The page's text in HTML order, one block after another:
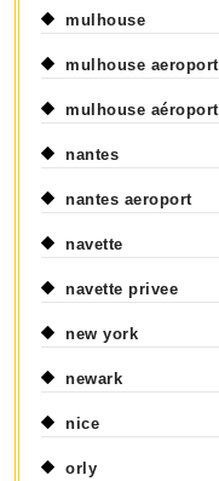
mulhouse
mulhouse aeroport
mulhouse aéroport
nantes
nantes aeroport
navette
navette privee
new york
newark
nice
orly